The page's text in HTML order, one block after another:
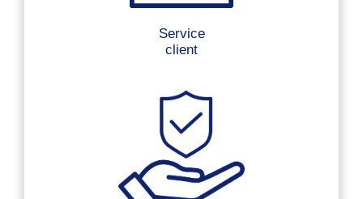
Service
client